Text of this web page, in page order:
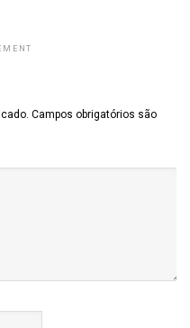
Campos obrigatórios são